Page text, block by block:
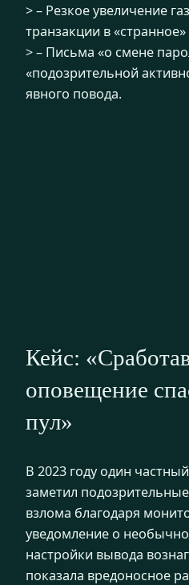
> – Резкое увеличение
транзакции в
> – Письма «о смене
«подозрительной
явного повода.
Кейс:
оповещение
пул»
В 2023 году один
заметил
взлома благодаря
уведомление о
настройки вывода
показала вредоносное